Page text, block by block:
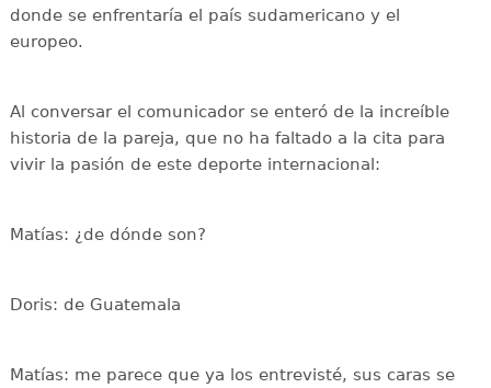
donde se enfrentaría el país sudamericano y el
europeo.
Al conversar el comunicador se enteró de la increíble
historia de la pareja, que no ha faltado a la cita para
vivir la pasión de este deporte internacional:
Matías: ¿de dónde son?
Doris: de Guatemala
Matías: me parece que ya los entrevisté, sus caras se